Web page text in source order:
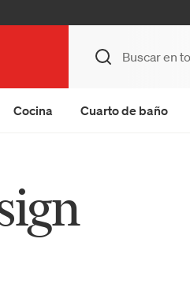
Cocina Cuarto de baño